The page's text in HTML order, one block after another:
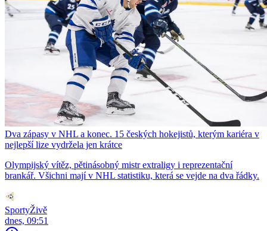
Dva zápasy v NHL a konec. 15 českých hokejistů, kterým kariéra v
nejlepší lize vydržela jen krátce
Olympijský vítěz, pětinásobný mistr extraligy i reprezentační
brankář. Všichni mají v NHL statistiku, která se vejde na dva řádky.
SportyŽivě
dnes, 09:51